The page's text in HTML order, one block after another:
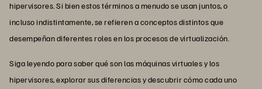
hipervisores. Si bien estos términos a menudo se usan juntos, o
incluso indistintamente, se refieren a conceptos distintos que
desempeñan diferentes roles en los procesos de virtualización.
Siga leyendo para saber qué son las máquinas virtuales y los
hipervisores, explorar sus diferencias y descubrir cómo cada uno